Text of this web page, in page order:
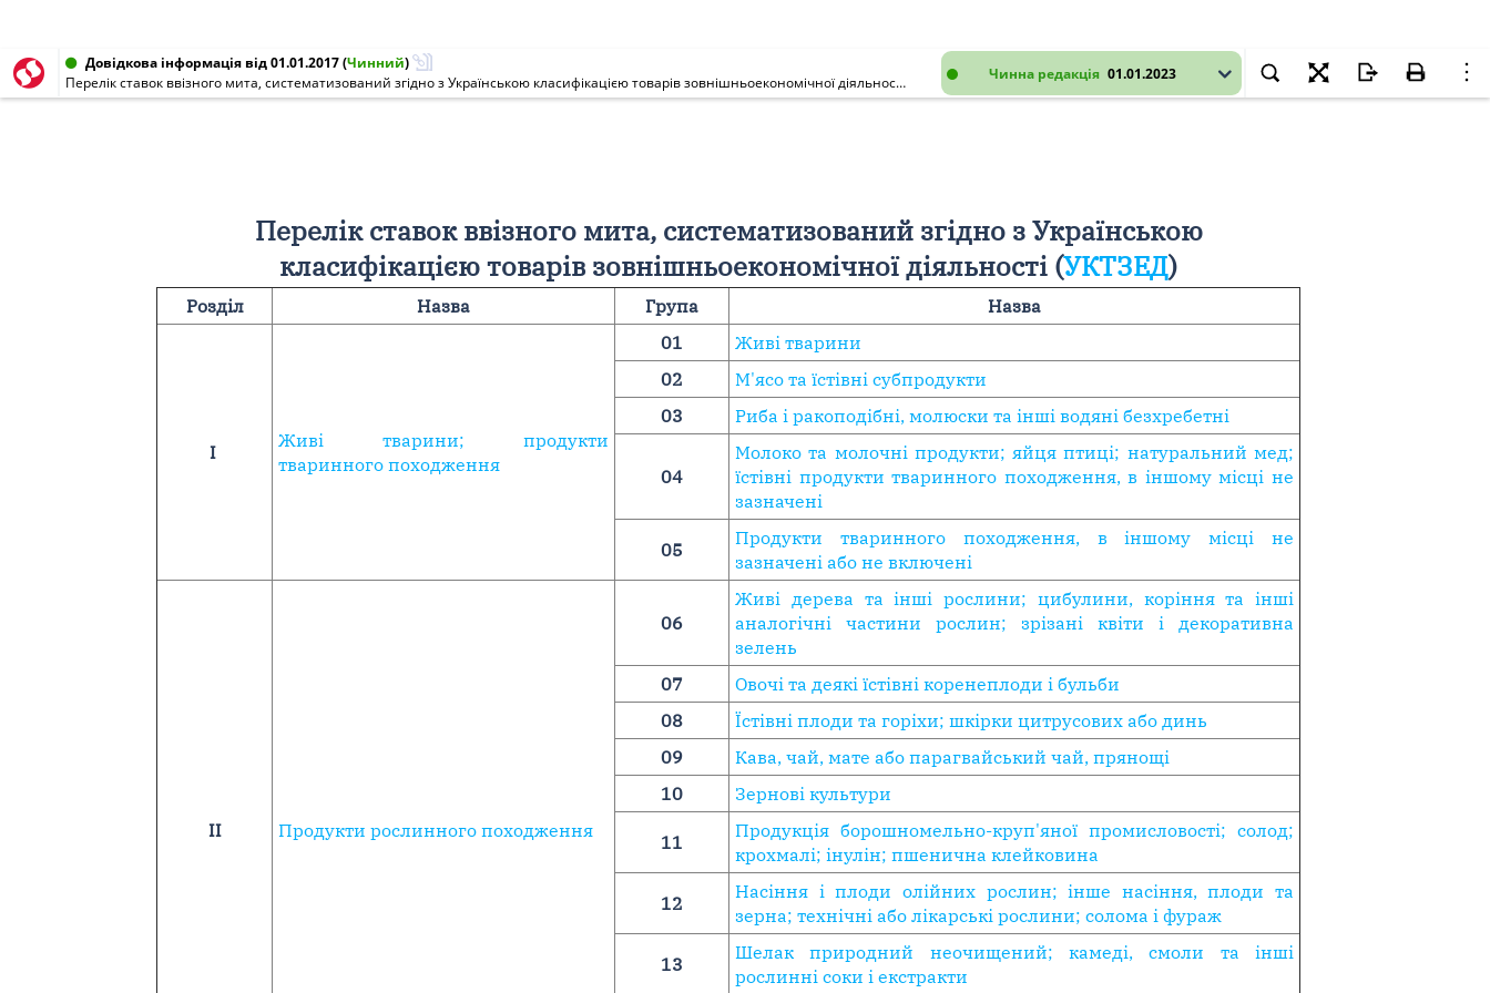
Чинна редакція 01.01.2023
Довідкова інформація від 01.01.2017(Чинний)
Перелік ставок ввізного мита, систематизований згідно з Українською класифікацією товарів зовнішньоекономічної діяльності (УКТЗЕД)
Перелік ставок ввізного мита, систематизований згідно з Українською
класифікацією товарів зовнішньоекономічної діяльності (УКТЗЕД)
Розділ Назва Група Назва
І
Живі тварини; продукти
тваринного походження
01
Живі тварини
02
М'ясо та їстівні субпродукти
03
Риба і ракоподібні, молюски та інші водяні безхребетні
04
Молоко та молочні продукти; яйця птиці; натуральний мед;
їстівні продукти тваринного походження, в іншому місці не
зазначені
05
Продукти тваринного походження, в іншому місці не
зазначені або не включені
II Продукти рослинного походження
06
Живі дерева та інші рослини; цибулини, коріння та інші
аналогічні частини рослин; зрізані квіти і декоративна
зелень
07
Овочі та деякі їстівні коренеплоди і бульби
08
Їстівні плоди та горіхи; шкірки цитрусових або динь
09
Кава, чай, мате або парагвайський чай, прянощі
10
Зернові культури
11
Продукція борошномельно-круп'яної промисловості; солод;
крохмалі; інулін; пшенична клейковина
12
Насіння і плоди олійних рослин; інше насіння, плоди та
зерна; технічні або лікарські рослини; солома і фураж
13
Шелак природний неочищений; камеді, смоли та інші
рослинні соки і екстракти